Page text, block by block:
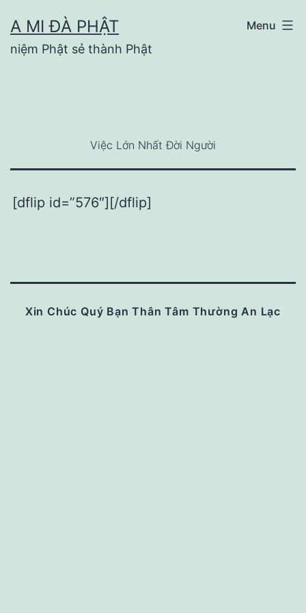
to
content
A MI ĐÀ PHẬT
niệm Phật sẻ thành Phật
Menu
Việc Lớn Nhất Đời Người
[dflip id=”576″][/dflip]
Xin Chúc Quý Bạn Thân Tâm Thường An Lạc